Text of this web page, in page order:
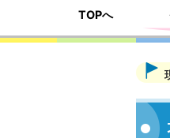
TOPへ